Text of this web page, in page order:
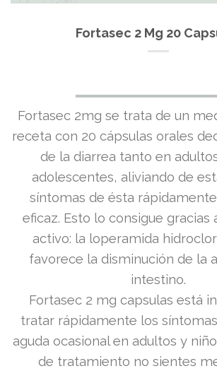
Fortasec 2 Mg 20
El
era:
El
es:
Fortasec 2mg se trata de un
receta con 20 cápsulas orales
de la diarrea tanto en
adolescentes, aliviando de
síntomas de ésta
eficaz. Esto lo consigue gracias
activo: la loperamida
favorece la disminución de la
intestino.
Fortasec 2 mg capsulas está
tratar rápidamente los
aguda ocasional en adultos y
de tratamiento no sientes